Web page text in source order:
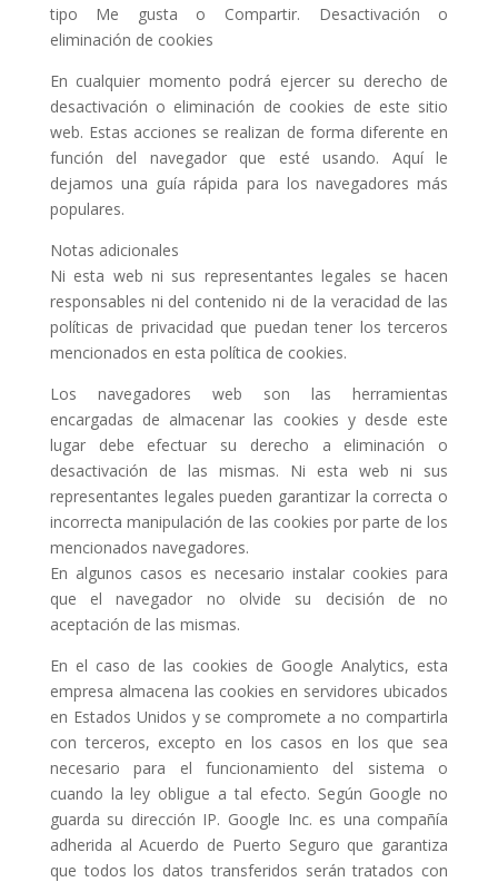
tipo Me gusta o Compartir. Desactivación o
eliminación de cookies
En cualquier momento podrá ejercer su derecho de
desactivación o eliminación de cookies de este sitio
web. Estas acciones se realizan de forma diferente en
función del navegador que esté usando. Aquí le
dejamos una guía rápida para los navegadores más
populares.
Notas adicionales
Ni esta web ni sus representantes legales se hacen
responsables ni del contenido ni de la veracidad de las
políticas de privacidad que puedan tener los terceros
mencionados en esta política de cookies.
Los navegadores web son las herramientas
encargadas de almacenar las cookies y desde este
lugar debe efectuar su derecho a eliminación o
desactivación de las mismas. Ni esta web ni sus
representantes legales pueden garantizar la correcta o
incorrecta manipulación de las cookies por parte de los
mencionados navegadores.
En algunos casos es necesario instalar cookies para
que el navegador no olvide su decisión de no
aceptación de las mismas.
En el caso de las cookies de Google Analytics, esta
empresa almacena las cookies en servidores ubicados
en Estados Unidos y se compromete a no compartirla
con terceros, excepto en los casos en los que sea
necesario para el funcionamiento del sistema o
cuando la ley obligue a tal efecto. Según Google no
guarda su dirección IP. Google Inc. es una compañía
adherida al Acuerdo de Puerto Seguro que garantiza
que todos los datos transferidos serán tratados con